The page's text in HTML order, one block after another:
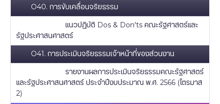
O40. การขับเคลื่อนจริยธรรม
แนวปฏิบัติ Dos & Don'ts คณะรัฐศาสตร์และ
รัฐประศาสนศาสตร์
O41. การประเมินจริยธรรมเจ้าหน้าที่ของส่วนงาน
รายงานผลการประเมินจริยธรรมคณะรัฐศาสตร์
และรัฐประศาสนศาสตร์ ประจำปีงบประมาณ พ.ศ. 2566 (ไตรมาส
2)